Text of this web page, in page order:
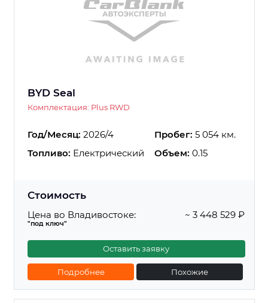
BYD Seal
Комплектация: Plus RWD
Год/Месяц: 2026/4 Пробег: 5 054 км.
Топливо: Електрический Объем: 0.15
Стоимость
Цена во Владивостоке:
"под ключ"
~ 3 448 529 ₽
Оставить заявку
Подробнее Похожие